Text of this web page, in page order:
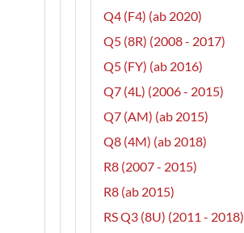
Q4 (F4) (ab 2020)
Q5 (8R) (2008 - 2017)
Q5 (FY) (ab 2016)
Q7 (4L) (2006 - 2015)
Q7 (AM) (ab 2015)
Q8 (4M) (ab 2018)
R8 (2007 - 2015)
R8 (ab 2015)
RS Q3 (8U) (2011 - 2018)